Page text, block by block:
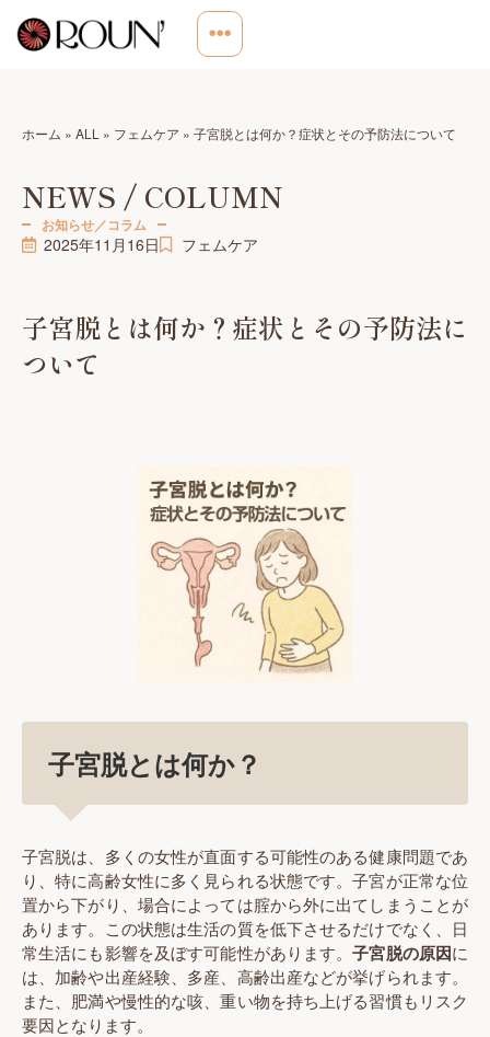
ホーム » ALL » フェムケア » 子宮脱とは何か？症状とその予防法について
NEWS / COLUMN
お知らせ／コラム
2025年11月16日 フェムケア
子宮脱とは何か？症状とその予防法に
ついて
子宮脱とは何か？
子宮脱は、多くの女性が直面する可能性のある健康問題であ
り、特に高齢女性に多く見られる状態です。子宮が正常な位
置から下がり、場合によっては腟から外に出てしまうことが
あります。この状態は生活の質を低下させるだけでなく、日
常生活にも影響を及ぼす可能性があります。子宮脱の原因に
は、加齢や出産経験、多産、高齢出産などが挙げられます。
また、肥満や慢性的な咳、重い物を持ち上げる習慣もリスク
要因となります。